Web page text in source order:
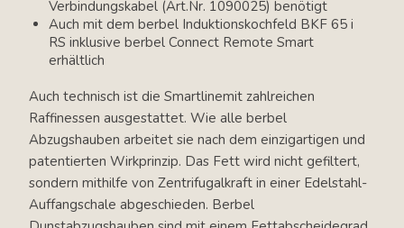
Verbindungskabel (Art.Nr. 1090025) benötigt
Auch mit dem berbel Induktionskochfeld BKF 65 i
RS inklusive berbel Connect Remote Smart
erhältlich
Auch technisch ist die Smartlinemit zahlreichen
Raffinessen ausgestattet. Wie alle berbel
Abzugshauben arbeitet sie nach dem einzigartigen und
patentierten Wirkprinzip. Das Fett wird nicht gefiltert,
sondern mithilfe von Zentrifugalkraft in einer Edelstahl-
Auffangschale abgeschieden. Berbel